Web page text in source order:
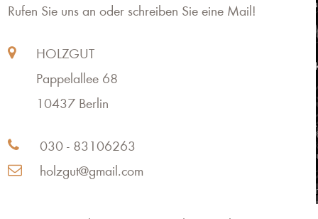
Rufen Sie uns an oder schreiben Sie eine Mail!

HOLZGUT
Pappelallee 68
10437 Berlin
 030 - 83106263
 holzgut@gmail.com